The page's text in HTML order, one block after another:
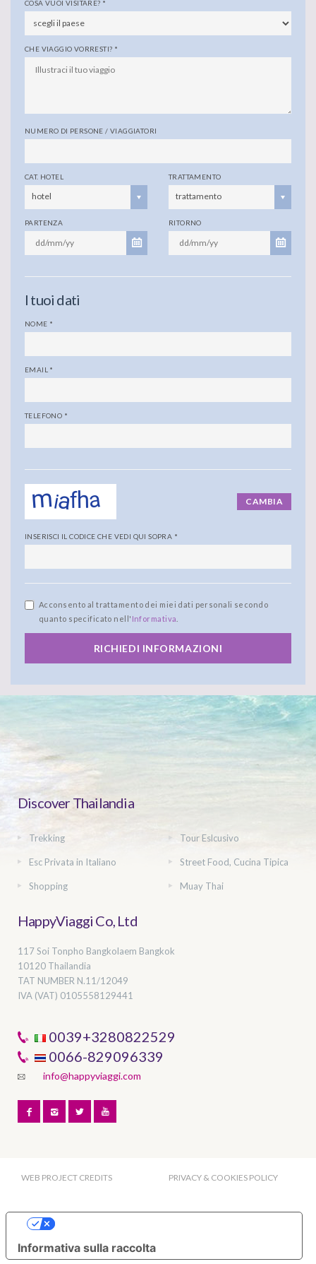
COSA VUOI VISITARE? *
CHE VIAGGIO VORRESTI? *
NUMERO DI PERSONE / VIAGGIATORI
CAT. HOTEL
hotel
TRATTAMENTO
trattamento
PARTENZA RITORNO
I tuoi dati
NOME *
EMAIL *
TELEFONO *
CAMBIA
INSERISCI IL CODICE CHE VEDI QUI SOPRA *
Acconsento al trattamento dei miei dati personali secondo
quanto specificato nell' Informativa
RICHIEDI INFORMAZIONI
Discover Thailandia
Trekking Tour Eslcusivo
Esc Privata in Italiano Street Food, Cucina Tipica
Shopping Muay Thai
HappyViaggi Co, Ltd
117 Soi Tonpho Bangkolaem Bangkok
10120 Thailandia
TAT NUMBER N.11/12049
IVA (VAT) 0105558129441
0039+3280822529
0066-829096339
info@happyviaggi.com
WEB PROJECT CREDITS PRIVACY & COOKIES POLICY
Informativa sulla raccolta
Le tue preferenze relative alla privacy